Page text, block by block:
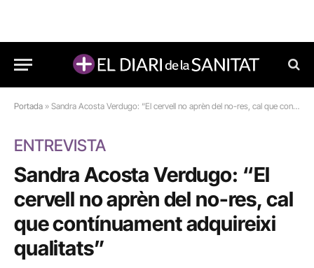
Portada » Sandra Acosta Verdugo: “El cervell no aprèn del no-res, cal que contínuament adquireixi qualitats”
ENTREVISTA
Sandra Acosta Verdugo: “El
cervell no aprèn del no-res, cal
que contínuament adquireixi
qualitats”